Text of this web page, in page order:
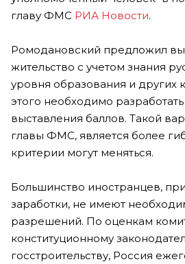
главу ФМС РИА Новости.
Ромодановский предложил
жительство с учетом знания
уровня образования и других
этого необходимо
выставления баллов. Такой
главы ФМС, является более
критерии могут меняться.
Большинство иностранцев,
заработки, не имеют
разрешений. По оценкам
конституционному
госстроительству, Россия